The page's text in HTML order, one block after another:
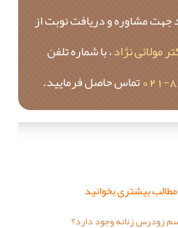
جهت مشاوره و دریافت نوبت از
مولائی نژاد، با شماره تلفن
تماس حاصل فرمایید.
بیشتری بخوانید
زودرس زنانه وجود دارد؟